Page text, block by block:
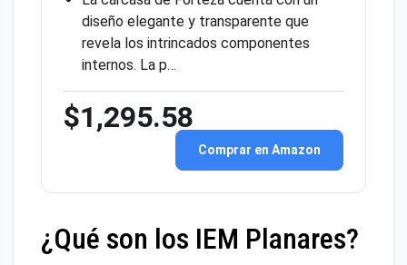
diseño elegante y transparente que
revela los intrincados componentes
internos. La p…
$1,295.58
Comprar en Amazon
¿Qué son los IEM Planares?